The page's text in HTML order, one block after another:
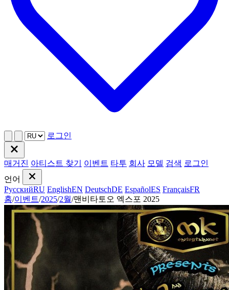
로그인
매거진 아티스트 찾기 이벤트 타투 회사 모델 검색 로그인
언어
РусскийRU EnglishEN DeutschDE EspañolES FrançaisFR
홈/이벤트/2025/2월/맨비타토오 엑스포 2025